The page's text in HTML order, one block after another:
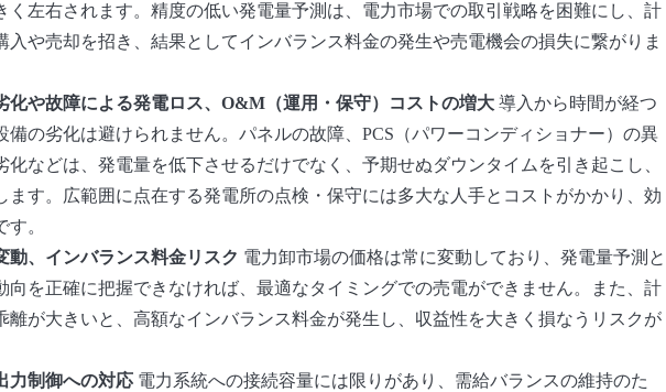
く左右されます。精度の低い発電量予測は、電力市場での取引戦略を困難にし、計
入や売却を招き、結果としてインバランス料金の発生や売電機会の損失に繋がりま
化や故障による発電ロス、O&M（運用・保守）コストの増大 導入から時間が経つ
備の劣化は避けられません。パネルの故障、PCS（パワーコンディショナー）の異
化などは、発電量を低下させるだけでなく、予期せぬダウンタイムを引き起こし、
ます。広範囲に点在する発電所の点検・保守には多大な人手とコストがかかり、効
。
動、インバランス料金リスク 電力卸市場の価格は常に変動しており、発電量予測と
向を正確に把握できなければ、最適なタイミングでの売電ができません。また、計
離が大きいと、高額なインバランス料金が発生し、収益性を大きく損なうリスクが
力制御への対応 電力系統への接続容量には限りがあり、需給バランスの維持のた